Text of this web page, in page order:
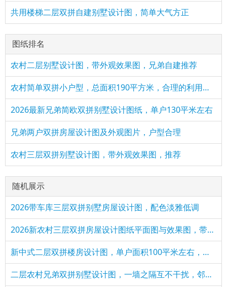
共用楼梯二层双拼自建别墅设计图，简单大气方正
图纸排名
农村二层别墅设计图，带外观效果图，兄弟自建推荐
农村简单双拼小户型，总面积190平方米，合理的利用了每一个空间
2026最新兄弟简欧双拼别墅设计图纸，单户130平米左右
兄弟两户双拼房屋设计图及外观图片，户型合理
农村三层双拼别墅设计图，带外观效果图，推荐
随机展示
2026带车库三层双拼别墅房屋设计图，配色淡雅低调
2026新农村三层双拼房屋设计图纸平面图与效果图，带堂屋
新中式二层双拼楼房设计图，单户面积100平米左右，实用美观
二层农村兄弟双拼别墅设计图，一墙之隔互不干扰，邻居看了都喜